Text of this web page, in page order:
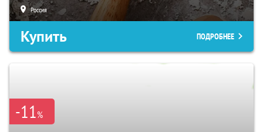
Россия
Купить ПОДРОБНЕЕ
-11%